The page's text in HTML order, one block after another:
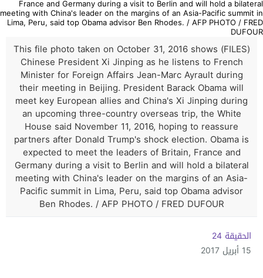
(FILES) This file photo taken on October 31, 2016 shows
Chinese President Xi Jinping as he listens to French
Minister for Foreign Affairs Jean-Marc Ayrault during
their meeting in Beijing. President Barack Obama will
meet key European allies and China's Xi Jinping during
an upcoming three-country overseas trip, the White
House said November 11, 2016, hoping to reassure
partners after Donald Trump's shock election. Obama is
expected to meet the leaders of Britain, France and
Germany during a visit to Berlin and will hold a bilateral
meeting with China's leader on the margins of an Asia-
Pacific summit in Lima, Peru, said top Obama advisor
Ben Rhodes. / AFP PHOTO / FRED DUFOUR
الحقيقة 24
15 أبريل 2017